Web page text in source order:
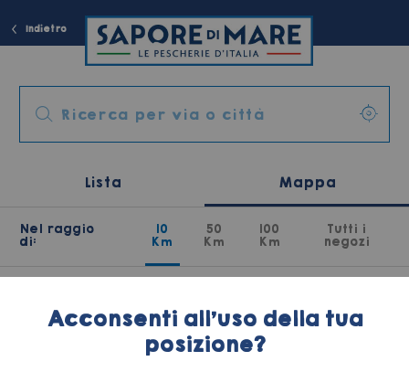
Indietro
Nel raggio
di:
10
Km
50
Km
100
Km
Tutti i
negozi
Lista Mappa
Acconsenti all'uso della tua
posizione?